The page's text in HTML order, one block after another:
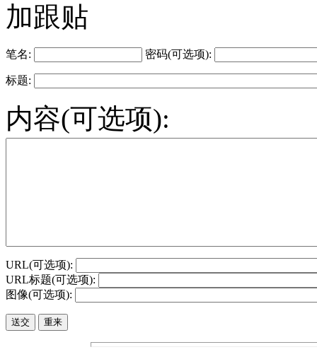
加跟贴
笔名: 密码(可选项):
标题:
内容(可选项):
URL(可选项):
URL标题(可选项):
图像(可选项):